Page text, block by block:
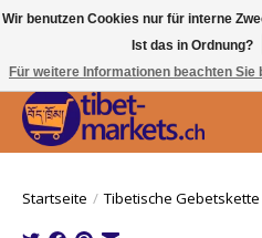
Handwerkskunst vom Dach der Welt.
Holen Sie sich ein Stück Tibet.
Startseite / Tibetische
Wir benutzen Cookies nur für interne
Ist das in Ordnung?
Für weitere Informationen beachten